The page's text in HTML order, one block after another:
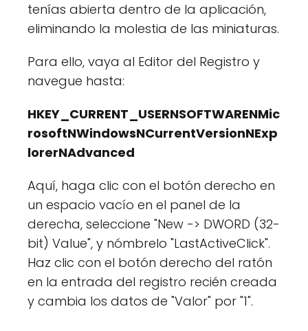
tenías abierta dentro de la aplicación,
eliminando la molestia de las miniaturas.
Para ello, vaya al Editor del Registro y
navegue hasta:
HKEY_CURRENT_USERNSOFTWARENMic
rosoftNWindowsNCurrentVersionNExp
lorerNAdvanced
Aquí, haga clic con el botón derecho en
un espacio vacío en el panel de la
derecha, seleccione "New -> DWORD (32-
bit) Value", y nómbrelo "LastActiveClick".
Haz clic con el botón derecho del ratón
en la entrada del registro recién creada
y cambia los datos de "Valor" por "1".